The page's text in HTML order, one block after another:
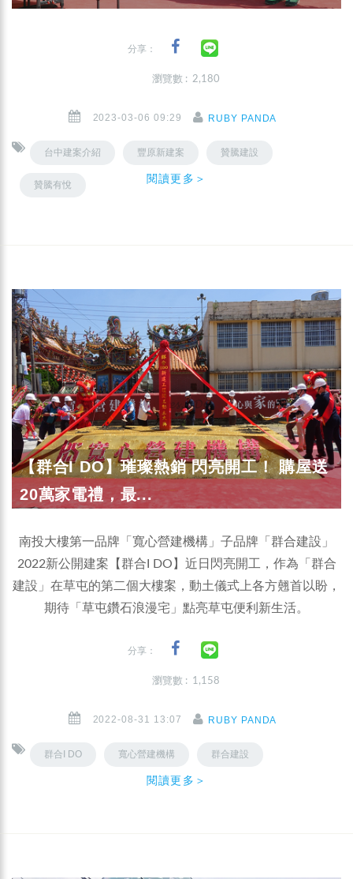
分享：
瀏覽數 : 2,180
2023-03-06 09:29 RUBY PANDA
台中建案介紹 豐原新建案 贊騰建設
贊騰有悅 閱讀更多＞
【群合I DO】璀璨熱銷 閃亮開工！ 購屋送
20萬家電禮，最...
南投大樓第一品牌「寬心營建機構」子品牌「群合建設」
2022新公開建案【群合I DO】近日閃亮開工，作為「群合
建設」在草屯的第二個大樓案，動土儀式上各方翹首以盼，
期待「草屯鑽石浪漫宅」點亮草屯便利新生活。
分享：
瀏覽數 : 1,158
2022-08-31 13:07 RUBY PANDA
群合I DO 寬心營建機構 群合建設
閱讀更多＞